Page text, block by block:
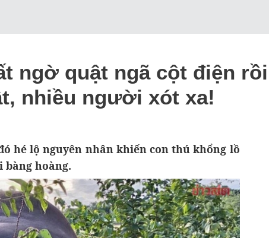
ngờ quật ngã cột điện
nhiều người xót xa!
hé lộ nguyên nhân khiến con thú khổng lồ
hoàng.